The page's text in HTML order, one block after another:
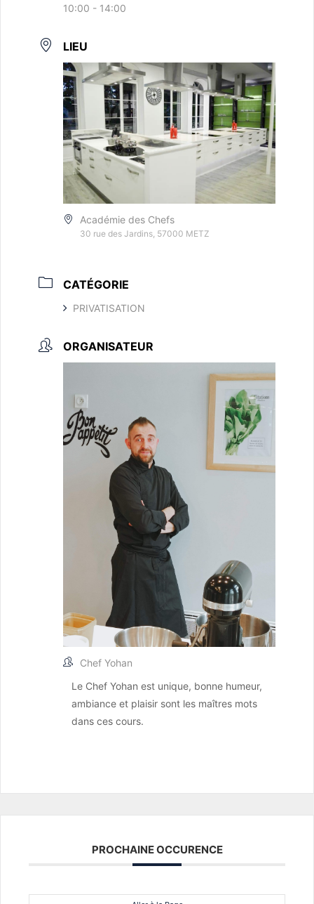
10:00 - 14:00
LIEU
Académie des Chefs
30 rue des Jardins, 57000 METZ
CATÉGORIE
PRIVATISATION
ORGANISATEUR
Chef Yohan
Le Chef Yohan est unique, bonne humeur,
ambiance et plaisir sont les maîtres mots
dans ces cours.
PROCHAINE OCCURENCE